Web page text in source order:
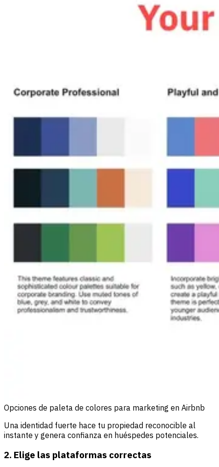
Opciones de paleta de colores para marketing en Airbnb
Una identidad fuerte hace tu propiedad reconocible al
instante y genera confianza en huéspedes potenciales.
2. Elige las plataformas correctas